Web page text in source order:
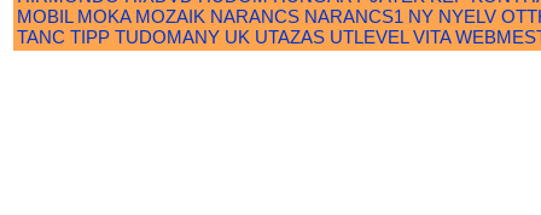
MOBIL MOKA MOZAIK NARANCS NARANCS1 NY NYELV
TANC TIPP TUDOMANY UK UTAZAS UTLEVEL VITA